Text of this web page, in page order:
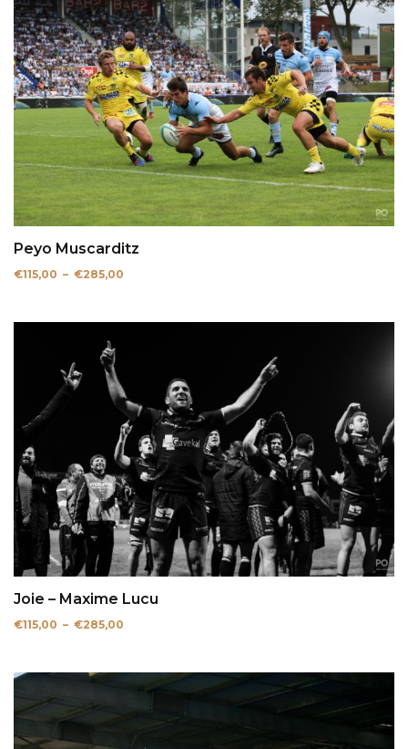
Peyo Muscarditz
€115,00 – €285,00
Joie – Maxime Lucu
€115,00 – €285,00
€285,00